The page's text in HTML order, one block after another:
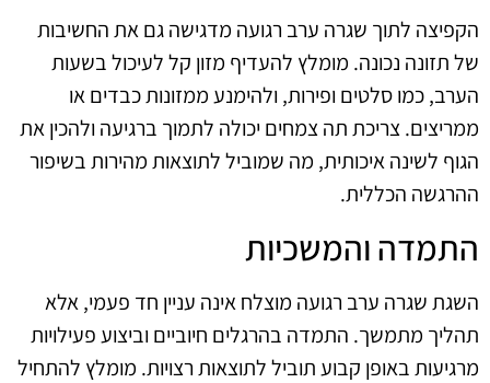
הקפיצה לתוך שגרה ערב רגועה מדגישה גם את החשיבות
של תזונה נכונה. מומלץ להעדיף מזון קל לעיכול בשעות
הערב, כמו סלטים ופירות, ולהימנע ממזונות כבדים או
ממריצים. צריכת תה צמחים יכולה לתמוך ברגיעה ולהכין את
הגוף לשינה איכותית, מה שמוביל לתוצאות מהירות בשיפור
ההרגשה הכללית.
התמדה והמשכיות
השגת שגרה ערב רגועה מוצלח אינה עניין חד פעמי, אלא
תהליך מתמשך. התמדה בהרגלים חיוביים וביצוע פעילויות
מרגיעות באופן קבוע תוביל לתוצאות רצויות. מומלץ להתחיל